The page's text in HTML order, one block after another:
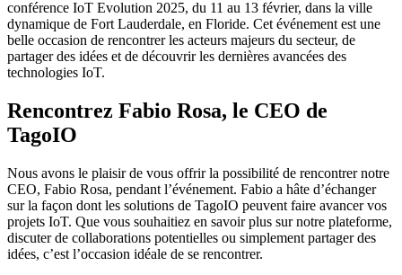
conférence IoT Evolution 2025, du 11 au 13 février, dans la ville
dynamique de Fort Lauderdale, en Floride. Cet événement est une
belle occasion de rencontrer les acteurs majeurs du secteur, de
partager des idées et de découvrir les dernières avancées des
technologies IoT.
Rencontrez Fabio Rosa, le CEO de
TagoIO
Nous avons le plaisir de vous offrir la possibilité de rencontrer notre
CEO, Fabio Rosa, pendant l’événement. Fabio a hâte d’échanger
sur la façon dont les solutions de TagoIO peuvent faire avancer vos
projets IoT. Que vous souhaitiez en savoir plus sur notre plateforme,
discuter de collaborations potentielles ou simplement partager des
idées, c’est l’occasion idéale de se rencontrer.